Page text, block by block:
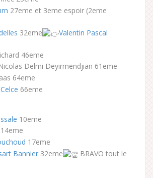
27eme et 3eme espoir (2eme
32eme
Valentin Pascal
46eme
Delmi Deyirmendjian 61eme
64eme
66eme
10eme
14eme
17eme
Bannier 32eme
BRAVO tout le